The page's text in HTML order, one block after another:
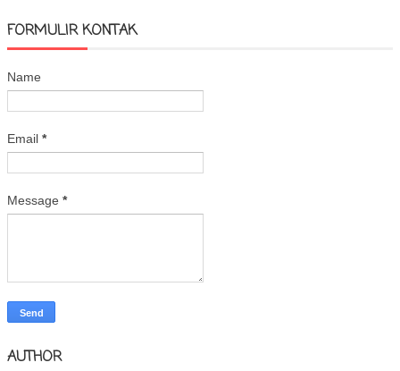
FORMULIR KONTAK
Name
Email *
Message *
AUTHOR